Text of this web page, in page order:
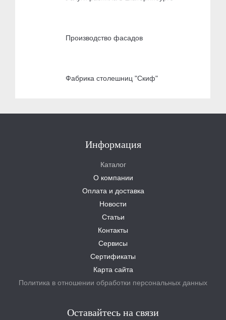
Производство фасадов
Фабрика столешниц "Скиф"
Информация
Каталог
О компании
Оплата и доставка
Новости
Статьи
Контакты
Сервисы
Сертификаты
Карта сайта
Политика в отношении обработки персональных данных
Оставайтесь на связи